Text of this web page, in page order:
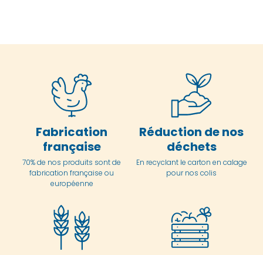
Fabrication
française
70% de nos produits sont de
fabrication française ou
européenne
Réduction de nos
déchets
En recyclant le carton en calage
pour nos colis